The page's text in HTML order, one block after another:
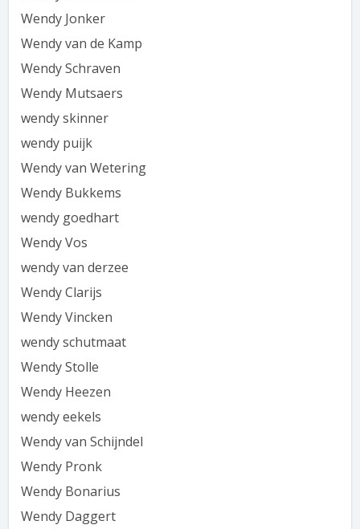
Wendy Jonker
Wendy van de Kamp
Wendy Schraven
Wendy Mutsaers
wendy skinner
wendy puijk
Wendy van Wetering
Wendy Bukkems
wendy goedhart
Wendy Vos
wendy van derzee
Wendy Clarijs
Wendy Vincken
wendy schutmaat
Wendy Stolle
Wendy Heezen
wendy eekels
Wendy van Schijndel
Wendy Pronk
Wendy Bonarius
Wendy Daggert